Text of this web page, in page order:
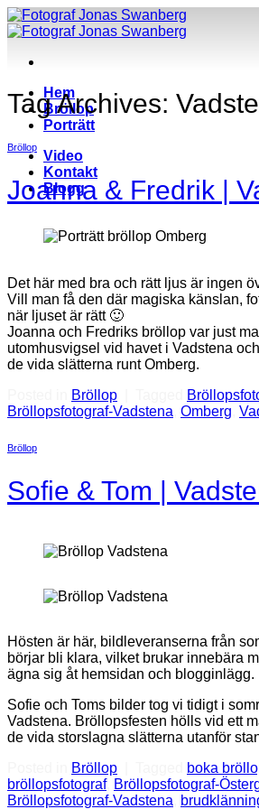
Skip
to
Hem
Bröllop
Porträtt
Video
Kontakt
Blogg
Tag Archives:
Bröllop
Joanna & Fredrik |
Det här med bra och rätt ljus är ingen
Vill man få den där magiska känslan,
när ljuset är rätt 🙂
Joanna och Fredriks bröllop var just
utomhusvigsel vid havet i Vadstena
de vida slätterna runt Omberg.
Bröllop
Bröllopsfotograf-Vadstena Omberg
Bröllop
Sofie & Tom |
Hösten är här, bildleveranserna från
börjar bli klara, vilket brukar innebära
ägna sig åt hemsidan och blogginlägg.
Sofie och Toms bilder tog vi tidigt i
Vadstena. Bröllopsfesten hölls vid ett
de vida storslagna slätterna utanför
Bröllop boka
bröllopsfotograf, Bröllopsfotograf-
Bröllopsfotograf-Vadstena